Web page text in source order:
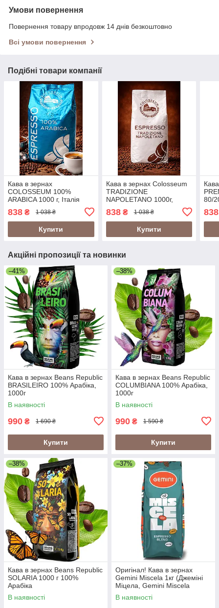
Умови повернення
Повернення товару впродовж 14 днів безкоштовно
Всі умови повернення
Подібні товари компанії
Кава в зернах
COLOSSEUM 100%
ARABICA 1000 г, Італія
100% ARABICA)
838 ₴ 1 038 ₴
Купити
Кава в зернах Colosseum
TRADIZIONE
NAPOLETANO 1000г,
Espresso Tradizione
Napoletano)
838₴ 1 038 ₴
Купити
80/
838
Акційні пропозиції та новинки
–41%
Кава в зернах Beans Republic
BRASILEIRO 100% Арабіка,
1000г
В наявності
990 ₴ 1 690 ₴
Купити
–38%
Кава в зернах Beans Republic
COLUMBIANA 100% Арабіка,
1000г
В наявності
990 ₴ 1 590 ₴
Купити
–38%
Кава в зернах Beans Republic
SOLARIA 1000 г 100%
Арабіка
В наявності
–37%
Оригінал! Кава в зернах
Gemini Miscela 1кг (Джеміні
Міцела, Gemini Miscela
Espresso), 60% арабіка/40%
робуста
В наявності